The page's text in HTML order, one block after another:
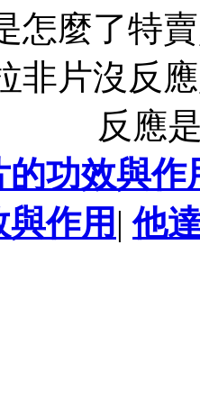
怎麼了特
非片沒反
反應
功效與作
作用 |他